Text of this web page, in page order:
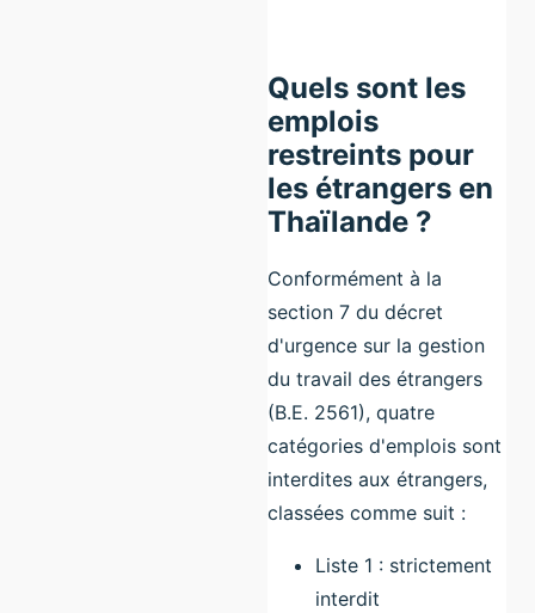
Quels sont les
emplois
restreints pour
les étrangers en
Thaïlande ?
Conformément à la
section 7 du décret
d'urgence sur la gestion
du travail des étrangers
(B.E. 2561), quatre
catégories d'emplois sont
interdites aux étrangers,
classées comme suit :
Liste 1 : strictement
interdit